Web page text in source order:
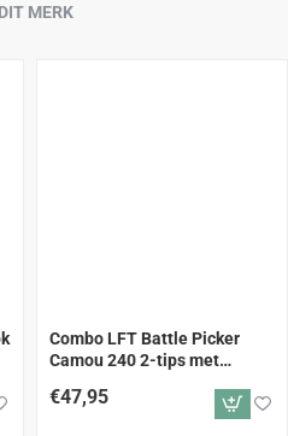
MERK
ALLEEN AFHALEN
Combo LFT Battle Picker
Camou 240 2-tips met
€47,95